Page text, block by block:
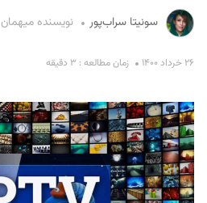
سونیتا سراب‌پور نویسنده میهمان
۲۶ خرداد ۱۴۰۰ زمان مطالعه : ۳ دقیقه